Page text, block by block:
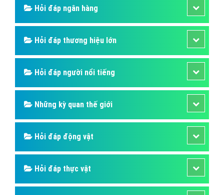
Hỏi đáp ngân hàng
Hỏi đáp thương hiệu lớn
Hỏi đáp người nổi tiếng
Những kỳ quan thế giới
Hỏi đáp động vật
Hỏi đáp thực vật